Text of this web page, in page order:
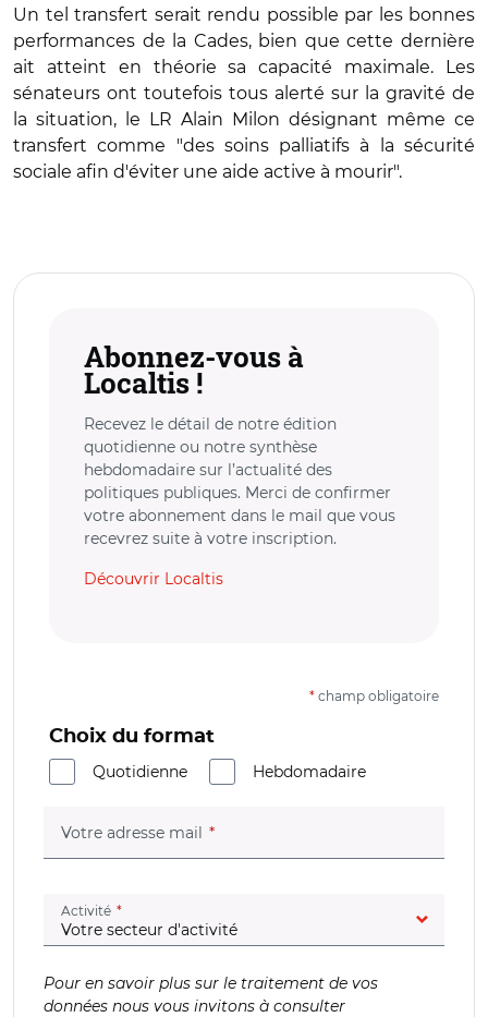
Un tel transfert serait rendu possible par les bonnes
performances de la Cades, bien que cette dernière
ait atteint en théorie sa capacité maximale. Les
sénateurs ont toutefois tous alerté sur la gravité de
la situation, le LR Alain Milon désignant même ce
transfert comme "des soins palliatifs à la sécurité
sociale afin d'éviter une aide active à mourir".
Abonnez-vous à
Localtis !
Recevez le détail de notre édition
quotidienne ou notre synthèse
hebdomadaire sur l’actualité des
politiques publiques. Merci de confirmer
votre abonnement dans le mail que vous
recevrez suite à votre inscription.
Découvrir Localtis
* champ obligatoire
Choix du format
Quotidienne
Hebdomadaire
Votre adresse mail (champ obligatoire)
Activité (champ obligatoire)
Pour en savoir plus sur le traitement de vos
données nous vous invitons à consulter